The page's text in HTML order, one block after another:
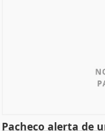
Pacheco alerta de